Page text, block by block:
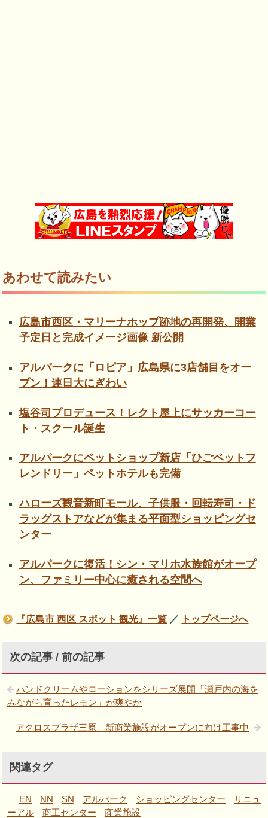
あわせて読みたい
広島市西区・マリーナホップ跡地の再開発、開業
予定日と完成イメージ画像 新公開
アルパークに「ロピア」広島県に3店舗目をオー
プン！連日大にぎわい
塩谷司プロデュース！レクト屋上にサッカーコー
ト・スクール誕生
アルパークにペットショップ新店「ひごペットフ
レンドリー」ペットホテルも完備
ハローズ観音新町モール、子供服・回転寿司・ド
ラッグストアなどが集まる平面型ショッピングセ
ンター
アルパークに復活！シン・マリホ水族館がオープ
ン、ファミリー中心に癒される空間へ
『広島市 西区 スポット 観光』一覧 ／ トップページへ
次の記事 / 前の記事
ハンドクリームやローションをシリーズ展開「瀬戸内の海を
みながら育ったレモン」が爽やか
アクロスプラザ三原、新商業施設がオープンに向け工事中
関連タグ
EN NN SN アルパーク ショッピングセンター
リニュ
ーアル
商工センター 商業施設